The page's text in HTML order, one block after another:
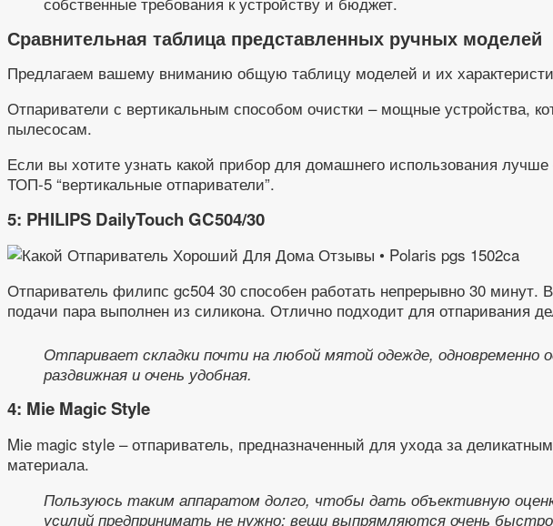
Сравнительная таблица представленных ручных моделей
Предлагаем вашему вниманию общую таблицу моделей и их
Отпариватели с вертикальным способом очистки – мощные устройства,
пылесосам.
Если вы хотите узнать какой прибор для домашнего использования
ТОП-5 “вертикальные отпариватели”.
5: PHILIPS DailyTouch GC504/30
Отпариватель филипс gc504 30 способен работать непрерывно 30 минут.
подачи пара выполнен из силикона. Отлично подходит для отпаривания
Отпаривает складки почти на любой мятой одежде, одновременно
раздвижная и очень удобная.
4: Mie Magic Style
Mie magic style – отпариватель, предназначенный для ухода за
материала.
Пользуюсь таким аппаратом долго, чтобы дать объективную
усилий предпринимать не нужно: вещи выпрямляются очень